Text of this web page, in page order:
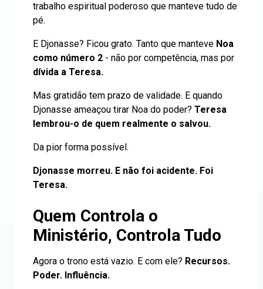
trabalho espiritual poderoso que manteve tudo de
pé.
E Djonasse? Ficou grato. Tanto que manteve Noa
como número 2 - não por competência, mas por
dívida a Teresa.
Mas gratidão tem prazo de validade. E quando
Djonasse ameaçou tirar Noa do poder? Teresa
lembrou-o de quem realmente o salvou.
Da pior forma possível.
Djonasse morreu. E não foi acidente. Foi
Teresa.
Quem Controla o
Ministério, Controla Tudo
Agora o trono está vazio. E com ele? Recursos.
Poder. Influência.